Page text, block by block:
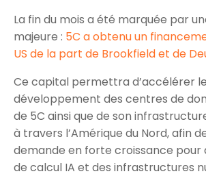
La fin du mois a été marquée par
majeure : 5C a obtenu un
US de la part de Brookfield et de
Ce capital permettra d’accélérer le
développement des centres de
de 5C ainsi que de son
à travers l’Amérique du Nord, afin
demande en forte croissance pour
de calcul IA et des infrastructures